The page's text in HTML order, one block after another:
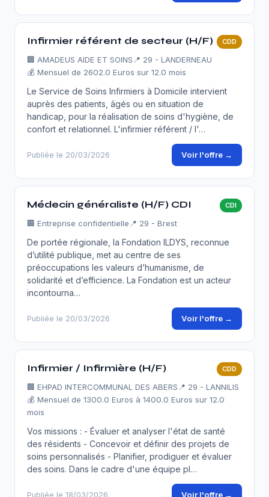
Infirmier référent de secteur (H/F) CDD
🏢 AMADEUS AIDE ET SOINS 📍 29 - LANDERNEAU
💰 Mensuel de 2602.0 Euros sur 12.0 mois
Le Service de Soins Infirmiers à Domicile intervient
auprès des patients, âgés ou en situation de
handicap, pour la réalisation de soins d'hygiène, de
confort et relationnel. L'infirmier référent / l'…
Publiée le 20/03/2026 Voir l'offre →
Médecin généraliste (H/F) CDI CDI
🏢 Entreprise confidentielle 📍 29 - Brest
De portée régionale, la Fondation ILDYS, reconnue
d’utilité publique, met au centre de ses
préoccupations les valeurs d’humanisme, de
solidarité et d’efficience. La Fondation est un acteur
incontourna…
Publiée le 20/03/2026 Voir l'offre →
Infirmier / Infirmière (H/F) CDD
🏢 EHPAD INTERCOMMUNAL DES ABERS 📍 29 - LANNILIS
💰 Mensuel de 1300.0 Euros à 1400.0 Euros sur 12.0
mois
Vos missions : - Évaluer et analyser l'état de santé
des résidents - Concevoir et définir des projets de
soins personnalisés - Planifier, prodiguer et évaluer
des soins. Dans le cadre d'une équipe pl…
Publiée le 18/03/2026 Voir l'offre →